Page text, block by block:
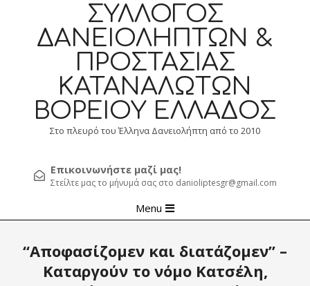
ΣΎΛΛΟΓΟΣ
ΔΑΝΕΙΟΛΗΠΤΏΝ &
ΠΡΟΣΤΑΣΊΑΣ
ΚΑΤΑΝΑΛΩΤΏΝ
ΒΟΡΕΊΟΥ ΕΛΛΆΔΟΣ
Στο πλευρό του Έλληνα Δανειολήπτη από το 2010
Επικοινωνήστε μαζί μας!
Στείλτε μας το μήνυμά σας στο danioliptesgr@gmail.com
Navigation
Menu
“Aποφασίζομεν και διατάζομεν” –
Καταργούν το νόμο Κατσέλη,